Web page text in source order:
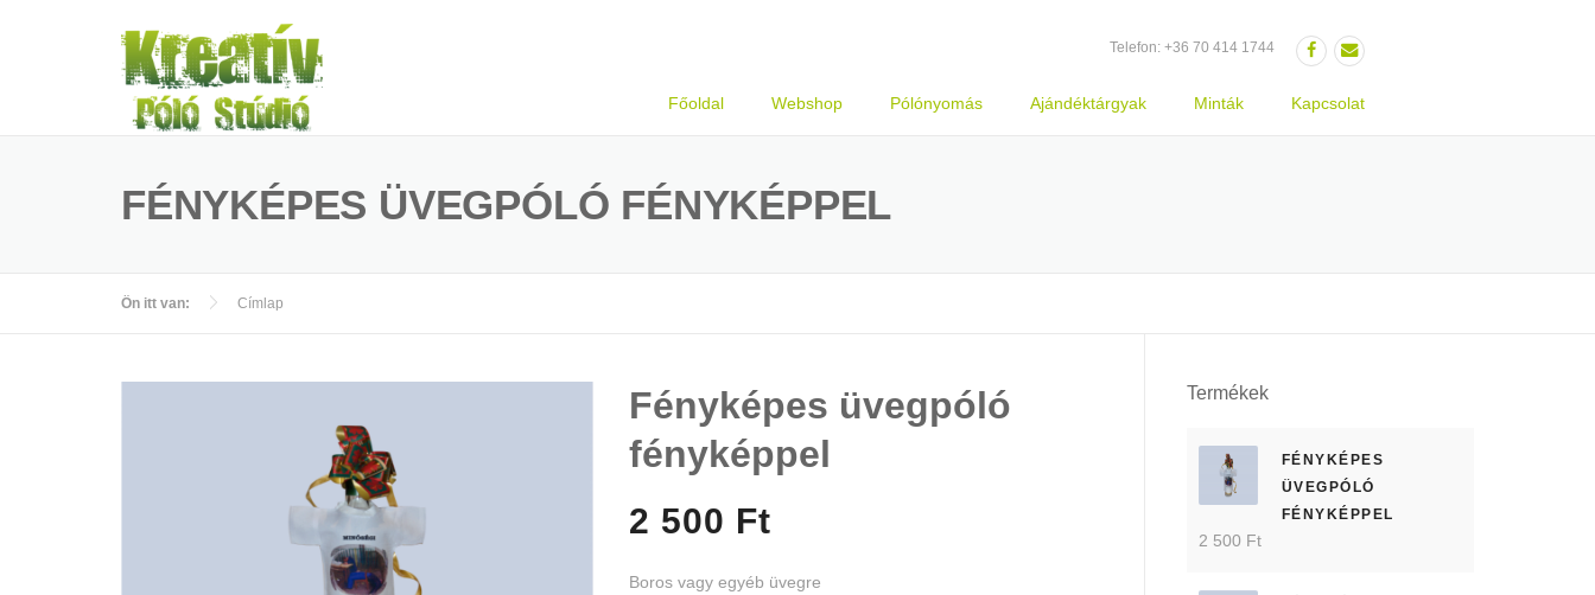
Telefon: +36 70 414 1744
Főoldal Webshop Pólónyomás Ajándéktárgyak Minták Kapcsolat
FÉNYKÉPES ÜVEGPÓLÓ FÉNYKÉPPEL
Ön itt van: Címlap
Fényképes üvegpóló
fényképpel
2 500 Ft
Boros vagy egyéb üvegre
Termékek
FÉNYKÉPES
ÜVEGPÓLÓ
FÉNYKÉPPEL
2 500 Ft